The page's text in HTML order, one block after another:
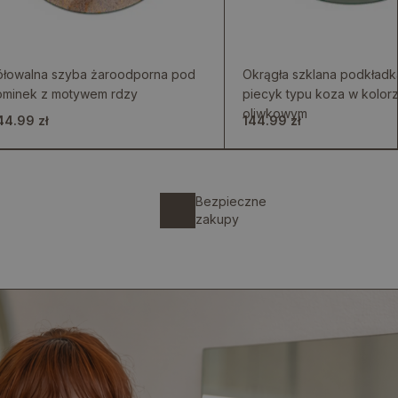
szyba żaroodporna pod
z motywem rdzy
zł
Okrągła szklana
piecyk typu koza w
oliwkowym
144.99 zł
Bezpieczne
zakupy